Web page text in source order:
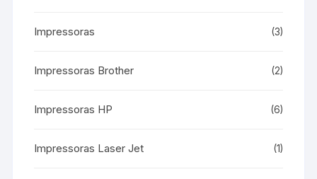
Impressoras (3)
Impressoras Brother (2)
Impressoras HP (6)
Impressoras Laser Jet (1)